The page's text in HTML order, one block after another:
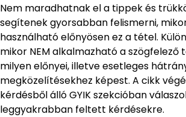
Nem maradhatnak el a tippek és
segítenek gyorsabban felismerni,
használható előnyösen ez a tétel.
mikor NEM alkalmazható a szögfelező
milyen előnyei, illetve esetleges
megközelítésekhez képest. A cikk
kérdésből álló GYIK szekcióban
leggyakrabban feltett kérdésekre.